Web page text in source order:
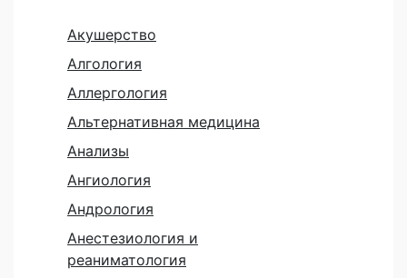
Акушерство
Алгология
Аллергология
Альтернативная медицина
Анализы
Ангиология
Андрология
Анестезиология и
реаниматология